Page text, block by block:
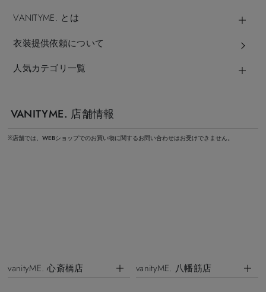
VANITYME. とは
衣装提供依頼について
人気カテゴリ一覧
VANITYME. 店舗情報
※店舗では、WEBショップでのお買い物に関するお問い合わせはお受けできません。
vanityME. 心斎橋店 vanityME. 八幡筋店